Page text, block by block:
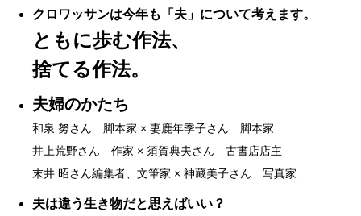
クロワッサンは今年も「夫」について考えます。
ともに歩む作法、
捨てる作法。
夫婦のかたち
和泉 努さん 脚本家 × 妻鹿年季子さん 脚本家
井上荒野さん 作家 × 須賀典夫さん 古書店店主
末井 昭さん編集者、文筆家 × 神藏美子さん 写真家
夫は違う生き物だと思えばいい？